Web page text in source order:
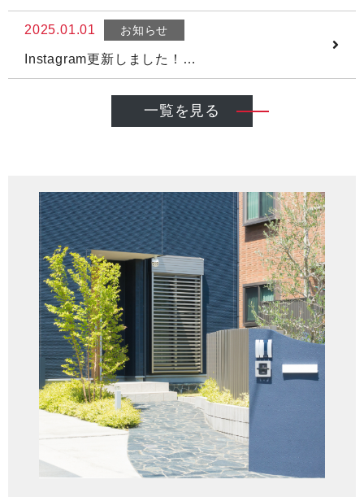
2025.01.01 お知らせ
Instagram更新しました！…
一覧を見る